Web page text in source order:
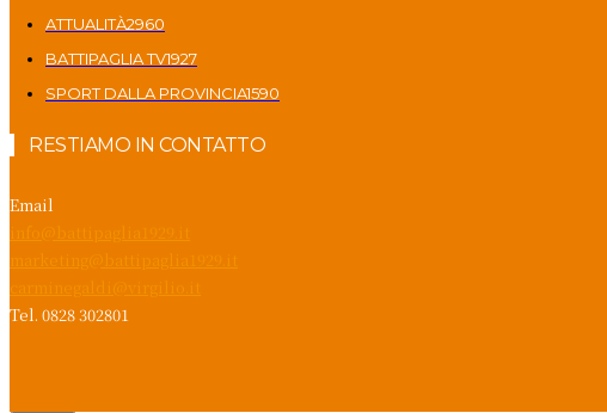
ATTUALITÀ2960
BATTIPAGLIA TV1927
SPORT DALLA PROVINCIA1590
RESTIAMO IN CONTATTO
Email
Tel. 0828 302801